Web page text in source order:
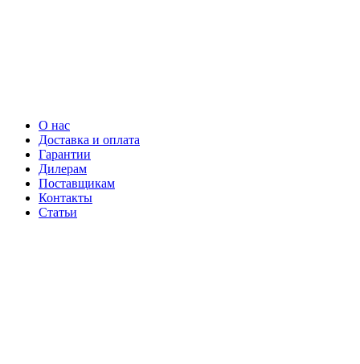
О нас
Доставка и оплата
Гарантии
Дилерам
Поставщикам
Контакты
Статьи